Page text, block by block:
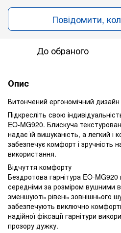
Повідомити,
До обраного
Опис
Витончений ергономічний дизайн
Підкресліть свою
EO-MG920. Блискуча
надає їй вишуканість, а легкий і
забезпечує комфорт і зручність
використання.
Відчуття комфорту
Бездротова гарнітура EO-MG920
середніми за розміром вушними
зменшують рівень зовнішнього
забезпечують виключно
надійної фіксації гарнітури
прозору дужку.